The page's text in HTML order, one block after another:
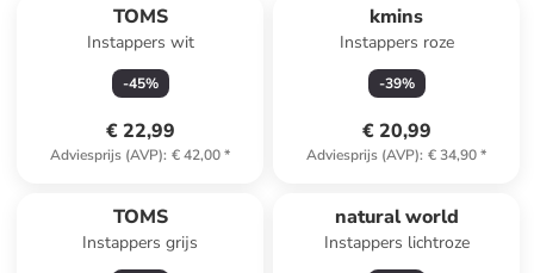
TOMS
Instappers wit
-45%
€ 22,99
Adviesprijs (AVP): € 42,00*
kmins
Instappers roze
-39%
€ 20,99
Adviesprijs (AVP): € 34,90*
TOMS
Instappers grijs
natural world
Instappers lichtroze